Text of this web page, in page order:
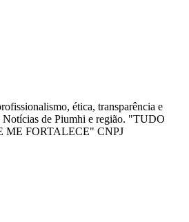
ética, transparência e
Notícias de Piumhi e região. "TUDO
ME FORTALECE" CNPJ